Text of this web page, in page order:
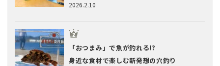
2026.2.10
「おつまみ」で魚が釣れる!?
身近な食材で楽しむ新発想の穴釣り